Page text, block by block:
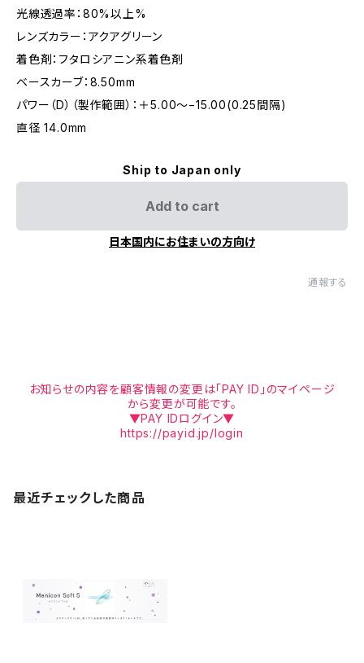
光線透過率：80%以上%
レンズカラー：アクアグリーン
着色剤：フタロシアニン系着色剤
ベースカーブ：8.50mm
パワー（D）（製作範囲）：＋5.00〜−15.00(0.25間隔)
直径 14.0mm
Ship to Japan only
Add to cart
日本国内にお住まいの方向け
通報する
お知らせの内容を顧客情報の変更は「PAY ID」のマイページ
から変更が可能です。
▼PAY IDログイン▼
https://payid.jp/login
最近チェックした商品